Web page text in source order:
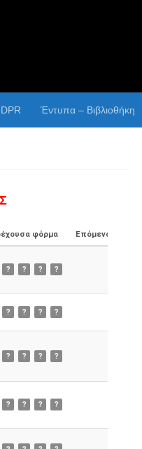
Έντυπα – Βιβλιοθήκη
φόρμα Επόμενος
? ? ? ?
? ? ? ?
? ? ? ?
? ? ? ?